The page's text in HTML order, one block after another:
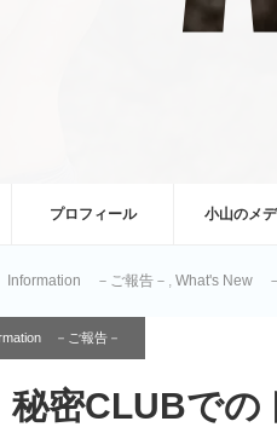
ホームプロフィール 小山のメ
Information －ご報告－ , What's New
－ご報告－
秘密CLUBでの